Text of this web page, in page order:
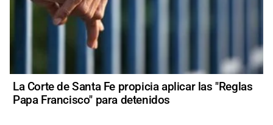
La Corte de Santa Fe propicia aplicar las "Reglas
Papa Francisco" para detenidos